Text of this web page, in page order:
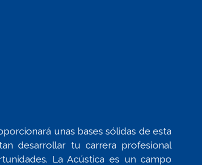
unas bases sólidas de esta
desarrollar tu carrera profesional
La Acústica es un campo